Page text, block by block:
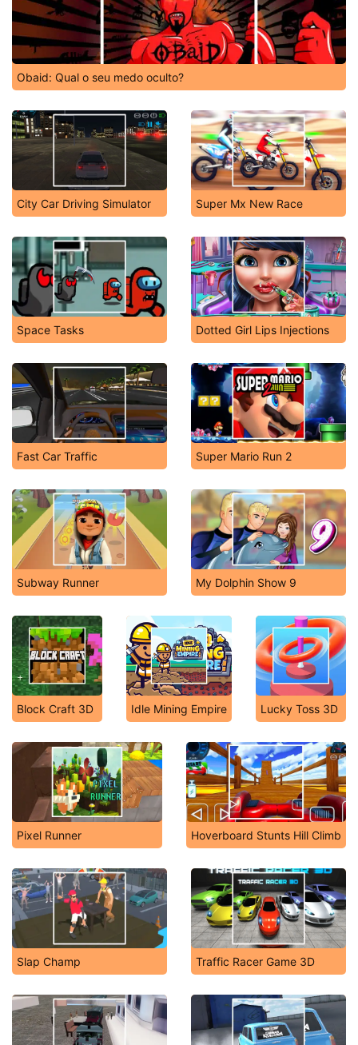
Obaid: Qual o seu medo oculto?
City Car Driving Simulator Super Mx New Race
Space Tasks Dotted Girl Lips Injections
Fast Car Traffic Super Mario Run 2
Subway Runner My Dolphin Show 9
Block Craft 3D Idle Mining Empire Lucky Toss 3D
Pixel Runner Hoverboard Stunts Hill Climb
Slap Champ Traffic Racer Game 3D